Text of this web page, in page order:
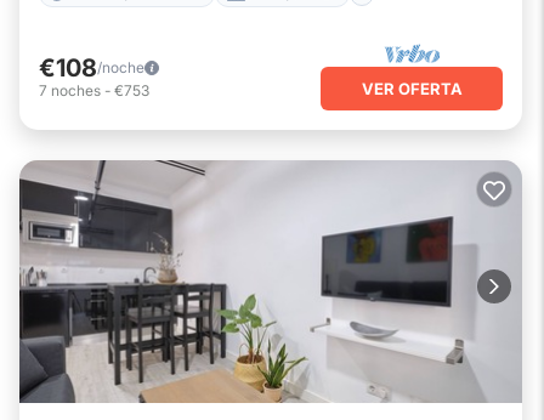
€108/noche
7 noches - €753 VER OFERTA